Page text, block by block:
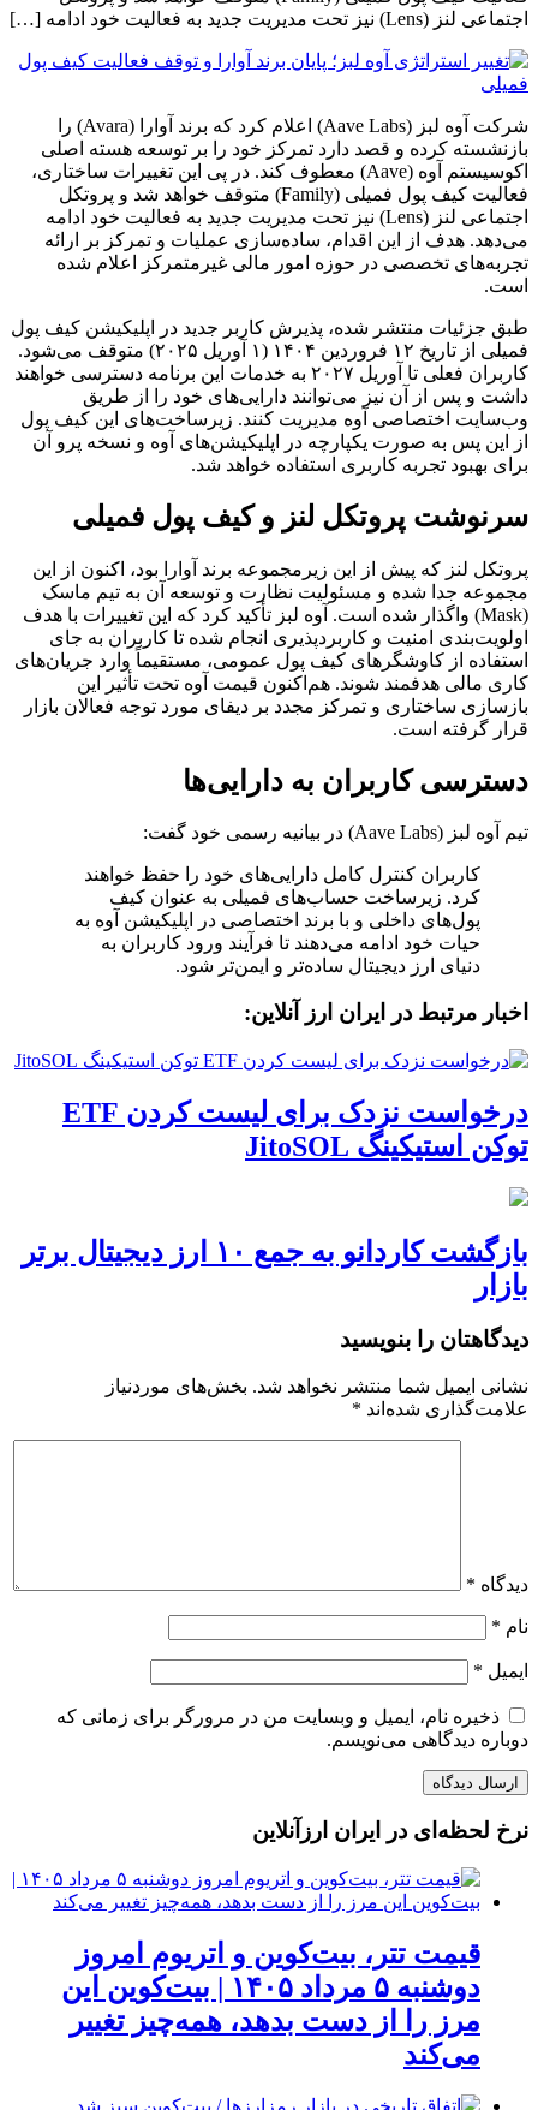
اجتماعی لنز (Lens) نیز تحت مدیریت جدید به فعالیت خود ادامه […]
شرکت آوه لبز (Aave Labs) اعلام کرد که برند آوارا (Avara) را
بازنشسته کرده و قصد دارد تمرکز خود را بر توسعه هسته اصلی
اکوسیستم آوه (Aave) معطوف کند. در پی این تغییرات ساختاری،
فعالیت کیف پول فمیلی (Family) متوقف خواهد شد و پروتکل
اجتماعی لنز (Lens) نیز تحت مدیریت جدید به فعالیت خود ادامه
می‌دهد. هدف از این اقدام، ساده‌سازی عملیات و تمرکز بر ارائه
تجربه‌های تخصصی در حوزه امور مالی غیرمتمرکز اعلام شده
است.
طبق جزئیات منتشر شده، پذیرش کاربر جدید در اپلیکیشن کیف پول
فمیلی از تاریخ ۱۲ فروردین ۱۴۰۴ (۱ آوریل ۲۰۲۵) متوقف می‌شود.
کاربران فعلی تا آوریل ۲۰۲۷ به خدمات این برنامه دسترسی خواهند
داشت و پس از آن نیز می‌توانند دارایی‌های خود را از طریق
وب‌سایت اختصاصی آوه مدیریت کنند. زیرساخت‌های این کیف پول
از این پس به صورت یکپارچه در اپلیکیشن‌های آوه و نسخه پرو آن
برای بهبود تجربه کاربری استفاده خواهد شد.
سرنوشت پروتکل لنز و کیف پول فمیلی
پروتکل لنز که پیش از این زیرمجموعه برند آوارا بود، اکنون از این
مجموعه جدا شده و مسئولیت نظارت و توسعه آن به تیم ماسک
(Mask) واگذار شده است. آوه لبز تأکید کرد که این تغییرات با هدف
اولویت‌بندی امنیت و کاربردپذیری انجام شده تا کاربران به جای
استفاده از کاوشگرهای کیف پول عمومی، مستقیماً وارد جریان‌های
کاری مالی هدفمند شوند. هم‌اکنون قیمت آوه تحت تأثیر این
بازسازی ساختاری و تمرکز مجدد بر دیفای مورد توجه فعالان بازار
قرار گرفته است.
دسترسی کاربران به دارایی‌ها
تیم آوه لبز (Aave Labs) در بیانیه رسمی خود گفت:
کاربران کنترل کامل دارایی‌های خود را حفظ خواهند
کرد. زیرساخت حساب‌های فمیلی به عنوان کیف
پول‌های داخلی و با برند اختصاصی در اپلیکیشن آوه به
حیات خود ادامه می‌دهند تا فرآیند ورود کاربران به
دنیای ارز دیجیتال ساده‌تر و ایمن‌تر شود.
اخبار مرتبط در ایران ارز آنلاین:
درخواست نزدک برای لیست کردن ETF
توکن استیکینگ JitoSOL
بازگشت کاردانو به جمع ۱۰ ارز دیجیتال برتر
بازار
دیدگاهتان را بنویسید
نشانی ایمیل شما منتشر نخواهد شد. بخش‌های موردنیاز
علامت‌گذاری شده‌اند *
دیدگاه *
نام *
ایمیل *
ذخیره نام، ایمیل و وبسایت من در مرورگر برای زمانی که
دوباره دیدگاهی می‌نویسم.
نرخ لحظه‌ای در ایران ارزآنلاین
قیمت تتر، بیت‌کوین و اتریوم امروز
دوشنبه ۵ مرداد ۱۴۰۵ | بیت‌کوین این
مرز را از دست بدهد، همه‌چیز تغییر
می‌کند